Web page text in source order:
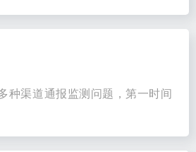
种渠道通报监测问题，第一时间